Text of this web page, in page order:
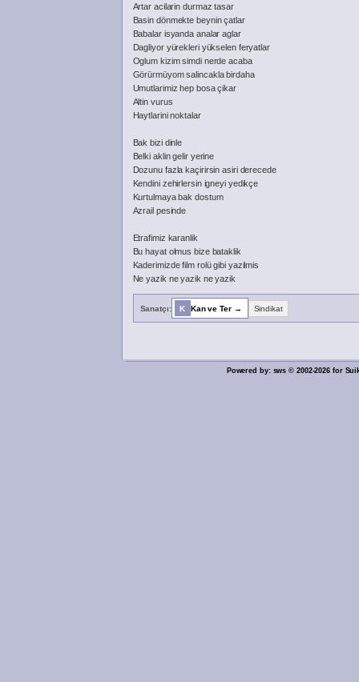
Artar acilarin durmaz tasar
Basin dönmekte beynin çatlar
Babalar isyanda analar aglar
Dagliyor yürekleri yükselen feryatlar
Oglum kizim simdi nerde acaba
Görürmüyom salincakla birdaha
Umutlarimiz hep bosa çikar
Altin vurus
Haytlarini noktalar
Bak bizi dinle
Belki aklin gelir yerine
Dozunu fazla kaçirirsin asiri derecede
Kendini zehirlersin igneyi yedikçe
Kurtulmaya bak dostum
Azrail pesinde
Etrafimiz karanlik
Bu hayat olmus bize bataklik
Kaderimizde film rolü gibi yazilmis
Ne yazik ne yazik ne yazik
Sanatçı: K Kan ve Ter → Sindikat
Powered by: sws © 2002-2026 for